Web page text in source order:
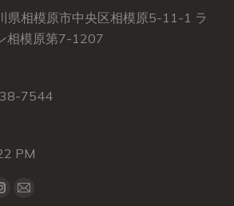
相模原市中央区相模原5-11-1 ラ
相模原第7-1207
7544
PM
Mail